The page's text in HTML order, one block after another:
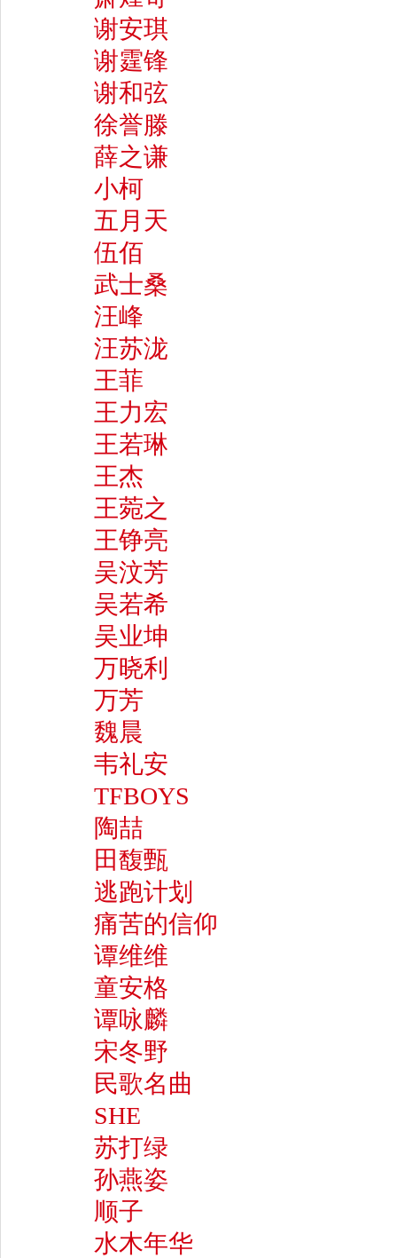
谢安琪
谢霆锋
谢和弦
徐誉滕
薛之谦
小柯
五月天
伍佰
武士桑
汪峰
汪苏泷
王菲
王力宏
王若琳
王杰
王菀之
王铮亮
吴汶芳
吴若希
吴业坤
万晓利
万芳
魏晨
韦礼安
TFBOYS
陶喆
田馥甄
逃跑计划
痛苦的信仰
谭维维
童安格
谭咏麟
宋冬野
民歌名曲
SHE
苏打绿
孙燕姿
顺子
水木年华